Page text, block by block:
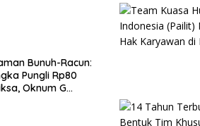
Bunuh-Racun:
Pungli Rp80
Oknum G